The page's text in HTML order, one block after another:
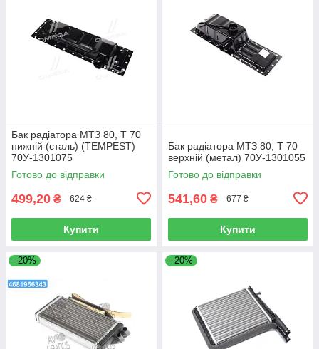
Бак радіатора МТЗ 80, Т 70
нижній (сталь) (TEMPEST)
70У-1301075
Готово до відправки
499,20 ₴ 624 ₴
Купити
Бак радіатора МТЗ 80, Т 70
верхній (метал) 70У-1301055
Готово до відправки
541,60 ₴ 677 ₴
Купити
–20% –20%